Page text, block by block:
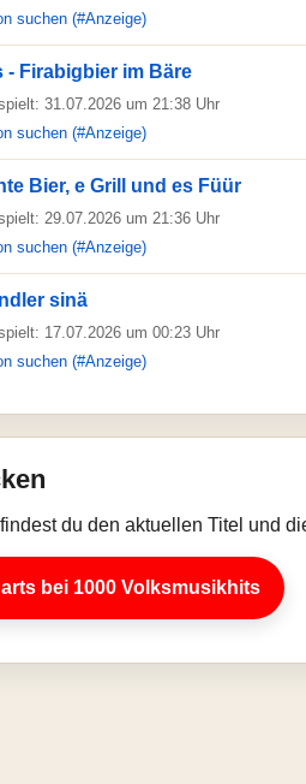
suchen (#Anzeige)
- Firabigbier im Bäre
31.07.2026 um 21:38 Uhr
suchen (#Anzeige)
Bier, e Grill und es Füür
29.07.2026 um 21:36 Uhr
suchen (#Anzeige)
sinä
17.07.2026 um 00:23 Uhr
suchen (#Anzeige)
du den aktuellen Titel und
bei 1000 Volksmusikhits